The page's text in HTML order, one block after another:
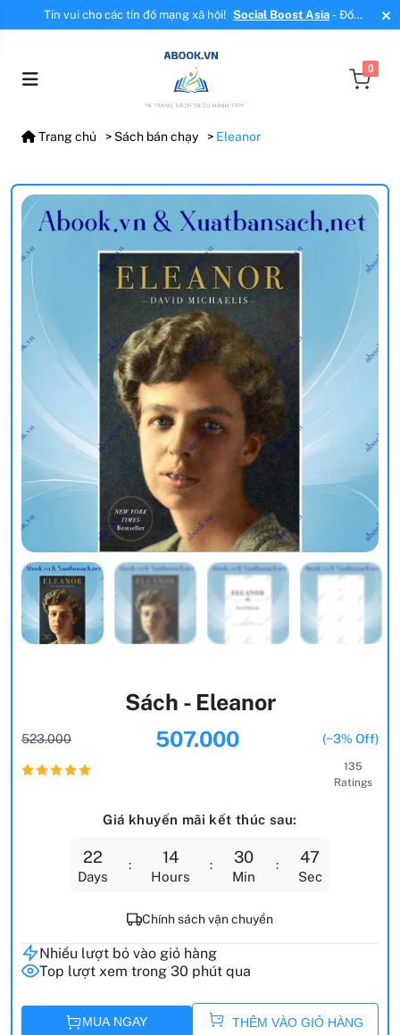
Tin vui cho các tín đồ mạng xã hội! Social Boost Asia- Đối
tác mới, cung cấp dịch vụ tăng tương tác, tăng follow uy tín!
0
Trang chủ Sách bán chạy Eleanor
Sách - Eleanor
523.000 507.000 (~3% Off)
135
Ratings
Giá khuyến mãi kết thúc sau:
22
Days
14
Hours
30
Min
46
Sec
Chính sách vận chuyển
Nhiều lượt bỏ vào giỏ hàng
Top lượt xem trong 30 phút qua
MUA NGAY THÊM VÀO GIỎ HÀNG